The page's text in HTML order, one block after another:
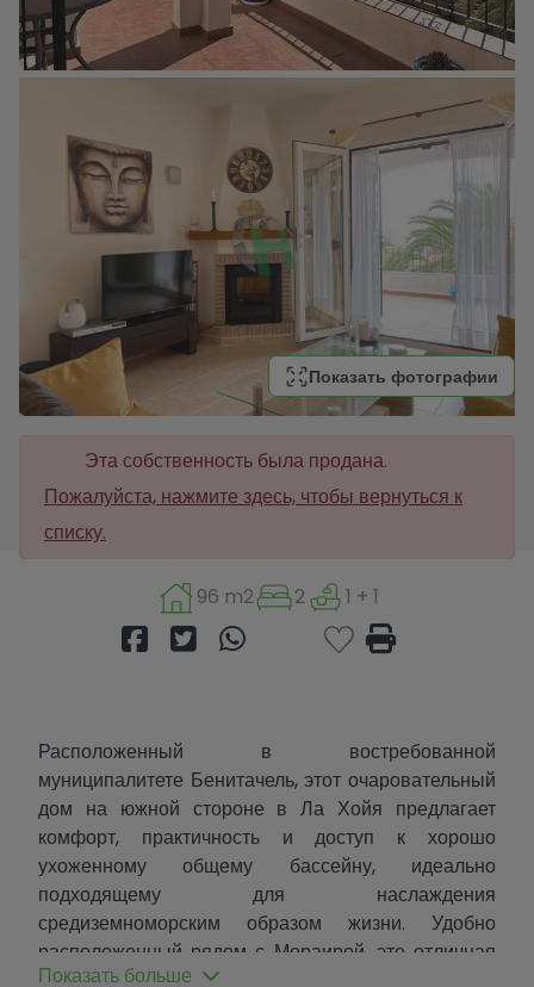
Показать фотографии
Эта собственность была продана.
Пожалуйста, нажмите здесь, чтобы вернуться к
списку.
96 m2 2 1 + 1
Расположенный в востребованной
муниципалитете Бенитачель, этот очаровательный
дом на южной стороне в Ла Хойя предлагает
комфорт, практичность и доступ к хорошо
ухоженному общему бассейну, идеально
подходящему для наслаждения
средиземноморским образом жизни. Удобно
расположенный рядом с Мораирой, это отличная
возможность для покупателей, ищущих
Показать больше